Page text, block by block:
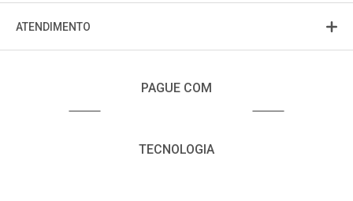
ATENDIMENTO
PAGUE COM
TECNOLOGIA